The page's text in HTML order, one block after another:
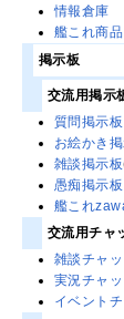
情報倉庫
艦これ商
掲示板
交流用掲示
質問掲示板
お絵かき
雑談掲示板
愚痴掲示板
艦これ
交流用チャ
雑談チャッ
実況チャッ
イベント